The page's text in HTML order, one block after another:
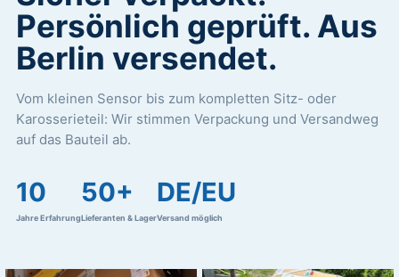
Persönlich geprüft. Aus
Berlin versendet.
Vom kleinen Sensor bis zum kompletten Sitz- oder
Karosserieteil: Wir stimmen Verpackung und Versandweg
auf das Bauteil ab.
10
Jahre Erfahrung
50+
Lieferanten & Lager
DE/EU
Versand möglich